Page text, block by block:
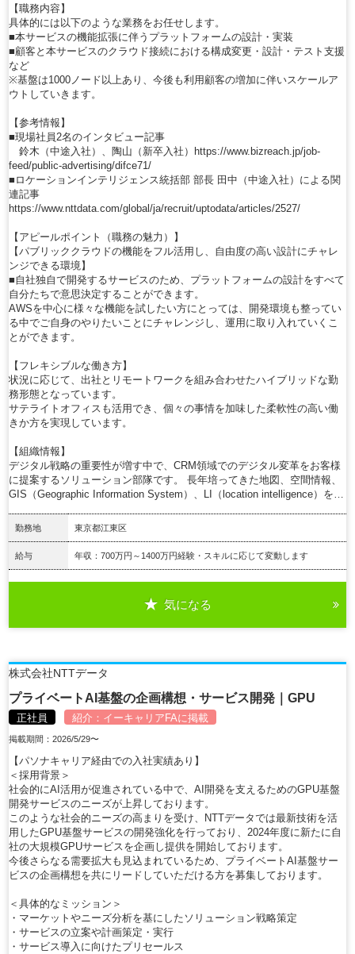
【職務内容】
具体的には以下のような業務をお任せします。
■本サービスの機能拡張に伴うプラットフォームの設計・実装
■顧客と本サービスのクラウド接続における構成変更・設計・テスト支援
など
※基盤は1000ノード以上あり、今後も利用顧客の増加に伴いスケールア
ウトしていきます。
【参考情報】
■現場社員2名のインタビュー記事
鈴木（中途入社）、陶山（新卒入社）https://www.bizreach.jp/job-
feed/public-advertising/difce71/
■ロケーションインテリジェンス統括部 部長 田中（中途入社）による関
連記事
https://www.nttdata.com/global/ja/recruit/uptodata/articles/2527/
【アピールポイント（職務の魅力）】
【パブリッククラウドの機能をフル活用し、自由度の高い設計にチャレ
ンジできる環境】
■自社独自で開発するサービスのため、プラットフォームの設計をすべて
自分たちで意思決定することができます。
AWSを中心に様々な機能を試したい方にとっては、開発環境も整ってい
る中でご自身のやりたいことにチャレンジし、運用に取り入れていくこ
とができます。
【フレキシブルな働き方】
状況に応じて、出社とリモートワークを組み合わせたハイブリッドな勤
務形態となっています。
サテライトオフィスも活用でき、個々の事情を加味した柔軟性の高い働
きか方を実現しています。
【組織情報】
デジタル戦略の重要性が増す中で、CRM領域でのデジタル変革をお客様
に提案するソリューション部隊です。 長年培ってきた地図、空間情報、
GIS（Geographic Information System）、LI（location intelligence）を…
勤務地 東京都江東区
給与 年収：700万円～1400万円経験・スキルに応じて変動します
気になる
株式会社NTTデータ
プライベートAI基盤の企画構想・サービス開発｜GPU
正社員 紹介： イーキャリアFAに掲載
掲載期間：2026/5/29〜
【パソナキャリア経由での入社実績あり】
＜採用背景＞
社会的にAI活用が促進されている中で、AI開発を支えるためのGPU基盤
開発サービスのニーズが上昇しております。
このような社会的ニーズの高まりを受け、NTTデータでは最新技術を活
用したGPU基盤サービスの開発強化を行っており、2024年度に新たに自
社の大規模GPUサービスを企画し提供を開始しております。
今後さらなる需要拡大も見込まれているため、プライベートAI基盤サー
ビスの企画構想を共にリードしていただける方を募集しております。
＜具体的なミッション＞
・マーケットやニーズ分析を基にしたソリューション戦略策定
・サービスの立案や計画策定・実行
・サービス導入に向けたプリセールス